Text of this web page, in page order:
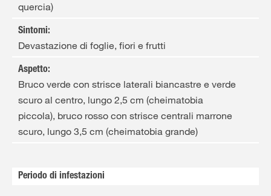
quercia)
Sintomi:
Devastazione di foglie, fiori e frutti
Aspetto:
Bruco verde con strisce laterali biancastre e verde
scuro al centro, lungo 2,5 cm (cheimatobia
piccola), bruco rosso con strisce centrali marrone
scuro, lungo 3,5 cm (cheimatobia grande)
Periodo di infestazioni